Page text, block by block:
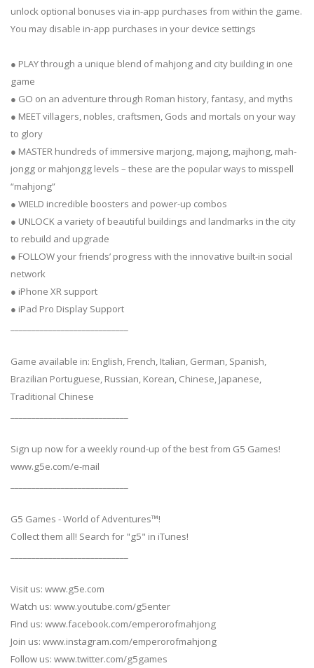
unlock optional bonuses via in-app purchases from within the game.
You may disable in-app purchases in your device settings
● PLAY through a unique blend of mahjong and city building in one
game
● GO on an adventure through Roman history, fantasy, and myths
● MEET villagers, nobles, craftsmen, Gods and mortals on your way
to glory
● MASTER hundreds of immersive marjong, majong, majhong, mah-
jongg or mahjongg levels – these are the popular ways to misspell
“mahjong”
● WIELD incredible boosters and power-up combos
● UNLOCK a variety of beautiful buildings and landmarks in the city
to rebuild and upgrade
● FOLLOW your friends’ progress with the innovative built-in social
network
● iPhone XR support
● iPad Pro Display Support
Game available in: English, French, Italian, German, Spanish,
Brazilian Portuguese, Russian, Korean, Chinese, Japanese,
Traditional Chinese
Sign up now for a weekly round-up of the best from G5 Games!
www.g5e.com/e-mail
G5 Games - World of Adventures™!
Collect them all! Search for "g5" in iTunes!
Visit us: www.g5e.com
Watch us: www.youtube.com/g5enter
Find us: www.facebook.com/emperorofmahjong
Join us: www.instagram.com/emperorofmahjong
Follow us: www.twitter.com/g5games